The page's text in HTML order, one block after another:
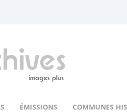
ÉMISSIONS COMMUNES